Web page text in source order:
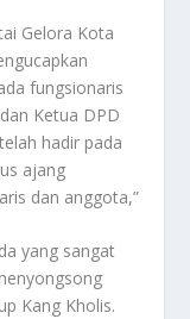
Gelora Kota
fungsionaris
Ketua DPD
hadir pada
ajang
dan anggota,”
yang sangat
Kang Kholis.